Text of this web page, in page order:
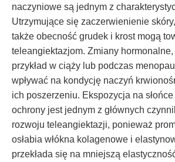
naczyniowe są jednym z
Utrzymujące się zaczerwienienie
także obecność grudek i krost mogą
teleangiektazjom. Zmiany
przykład w ciąży lub podczas
wpływać na kondycję naczyń
ich poszerzeniu. Ekspozycja na
ochrony jest jednym z głównych
rozwoju teleangiektazji, ponieważ
osłabia włókna kolagenowe i
przekłada się na mniejszą